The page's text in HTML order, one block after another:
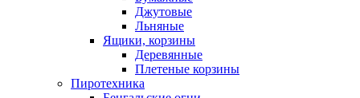
Джутовые
Льняные
Ящики, корзины
Деревянные
Плетеные корзины
Пиротехника